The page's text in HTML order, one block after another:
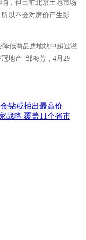
，但目前北京土地市场
以不会对房价产生影
低商品房地块中超过溢
地产 邹梅芳， 4 月 29
钻戒拍出最高价
战略 覆盖11个省市